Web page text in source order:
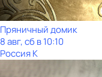
Пряничный домик
8 авг, сб в 10:10
Россия К